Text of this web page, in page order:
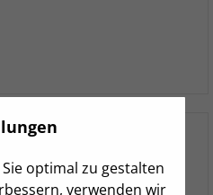
optimal zu gestalten
verwenden wir